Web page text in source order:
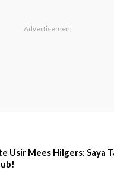
Usir Mees Hilgers: Saya